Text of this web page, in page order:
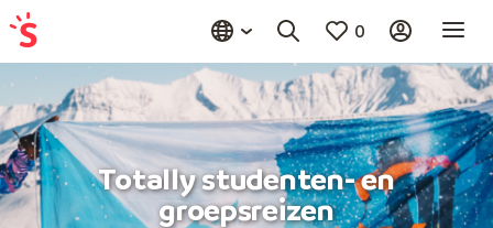
0
Totally studenten- en
groepsreizen